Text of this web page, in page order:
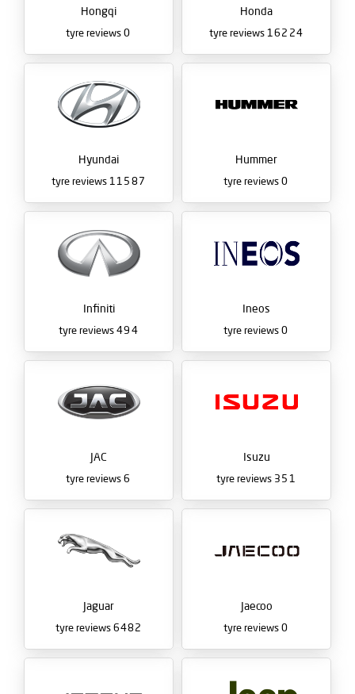
Honda
16224
Hongqi
0
tyre reviews
Hummer
0
tyre reviews
Hyundai
11587
Ineos
0
tyre reviews
Infiniti
494
tyre reviews
Isuzu
351
JAC
6
tyre reviews
Jaecoo
0
tyre reviews
Jaguar
6482
tyre reviews